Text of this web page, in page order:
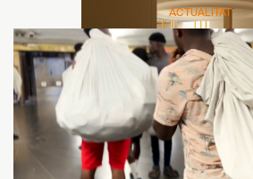
SOCIEDAD
CASA CERO / NUEVO
EXIGENCIA EN
LEVE PROJECTS
ACTUALITAT